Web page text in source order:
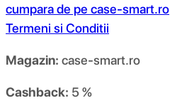
cumpara de pe case-smart.ro
Termeni si Conditii
Magazin: case-smart.ro
Cashback: 5 %